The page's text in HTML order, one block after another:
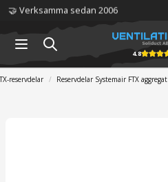
🤝 Verksamma sedan 2006
4.8
reservdelar Reservdelar Systemair FTX aggregat